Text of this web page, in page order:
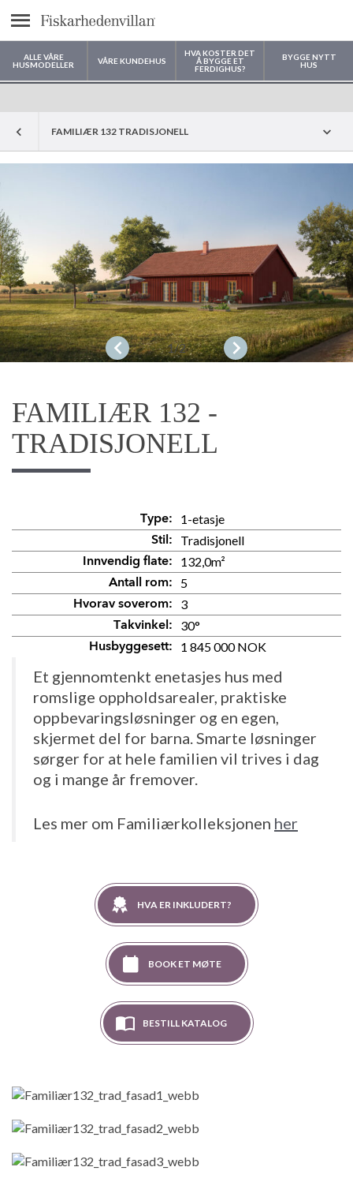
text.menu
ALLE VÅRE
HUSMODELLER
VÅRE KUNDEHUS
HVA KOSTER DET
Å BYGGE ET
FERDIGHUS?
BYGGE NYTT
HUS
Hvor vil du bygge huset ditt?
FAMILIÆR 132 TRADISJONELL
1/2
FAMILIÆR 132 -
TRADISJONELL
Type: 1-etasje
Stil: Tradisjonell
Innvendig flate: 132,0m²
Antall rom: 5
Hvorav soverom: 3
Takvinkel: 30°
Husbyggesett: 1 845 000 NOK
Et gjennomtenkt enetasjes hus med
romslige oppholdsarealer, praktiske
oppbevaringsløsninger og en egen,
skjermet del for barna. Smarte løsninger
sørger for at hele familien vil trives i dag
og i mange år fremover.
Les mer om Familiærkolleksjonen her
HVA ER INKLUDERT?
BOOK ET MØTE
BESTILL KATALOG